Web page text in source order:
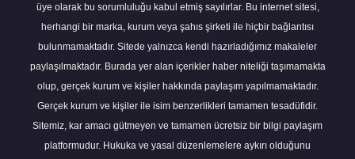
üye olarak bu sorumluluğu kabul etmiş sayılırlar. Bu internet sitesi,
herhangi bir marka, kurum veya şahıs şirketi ile hiçbir bağlantısı
bulunmamaktadır. Sitede yalnızca kendi hazırladığımız makaleler
paylaşılmaktadır. Burada yer alan içerikler haber niteliği taşımamakta
olup, gerçek kurum ve kişiler hakkında paylaşım yapılmamaktadır.
Gerçek kurum ve kişiler ile isim benzerlikleri tamamen tesadüfidir.
Sitemiz, kar amacı gütmeyen ve tamamen ücretsiz bir bilgi paylaşım
platformudur. Hukuka ve yasal düzenlemelere aykırı olduğunu